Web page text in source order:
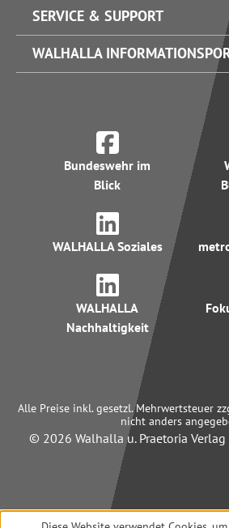
SERVICE & SUPPORT
WALHALLA
Bundeswehr im
Blick
WALHALLA Soziales
WALHALLA
Nachhaltigkeit
Alle Preise inkl. gesetzl. Mehrwertsteuer
nicht anders
© 2026 Walhalla u. Praetoria Verlag